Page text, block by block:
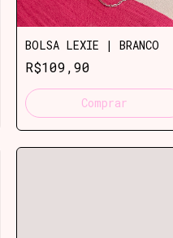
BOLSA LEXIE | BRANCO
R$109,90